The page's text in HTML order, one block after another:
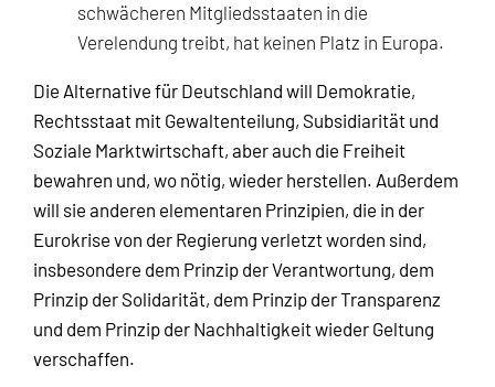
schwächeren Mitgliedsstaaten in die
Verelendung treibt, hat keinen Platz in Europa.
Die Alternative für Deutschland will Demokratie,
Rechtsstaat mit Gewaltenteilung, Subsidiarität und
Soziale Marktwirtschaft, aber auch die Freiheit
bewahren und, wo nötig, wieder herstellen. Außerdem
will sie anderen elementaren Prinzipien, die in der
Eurokrise von der Regierung verletzt worden sind,
insbesondere dem Prinzip der Verantwortung, dem
Prinzip der Solidarität, dem Prinzip der Transparenz
und dem Prinzip der Nachhaltigkeit wieder Geltung
verschaffen.